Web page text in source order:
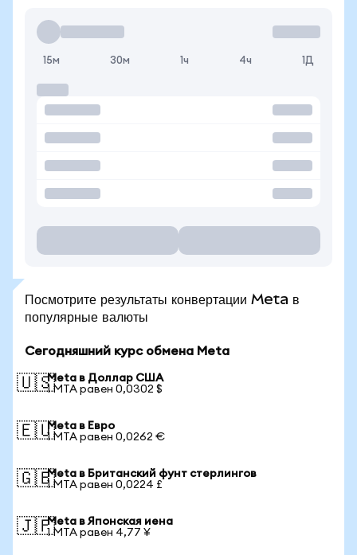
15м 30м 1ч 4ч 1Д
Посмотрите результаты конвертации Meta в
популярные валюты
Сегодняшний курс обмена Meta
🇺🇸Meta в Доллар США
1 MTA равен 0,0302 $
🇪🇺Meta в Евро
1 MTA равен 0,0262 €
🇬🇧Meta в Британский фунт стерлингов
1 MTA равен 0,0224 £
🇯🇵Meta в Японская иена
1 MTA равен 4,77 ¥